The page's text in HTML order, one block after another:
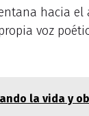
hacia
voz
la vida y